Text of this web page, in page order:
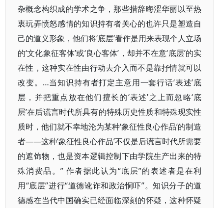
杂概念构织成的学术之争，那些措辞晦涩华丽以至热
衷玩弄愤怒感情的知识持有者关心的也许只是塑造自
己的道义形象，他们将‘底层’看作是用来表现个人立场
的‘文化象征客体’或‘良心客体’，却并不在意‘底层’的实
在性，这种实在性由行动去介入而不是靠抒情就可以
改变。…当知识持有者打定主意用一套行话‘表述’底
层，并把重点放在他们擅长的‘表述’之上而忽略‘底
层’在后谎言时代所具有的特殊历史性质和特殊现实性
质时，他们就不幸地沦为某种‘象征性良心作品’的制造
者——这种‘象征性良心作品’不仅是后谎言时代所需要
的遮饰物，也是资本逻辑控制下由学院生产出来的特
殊消费品。” 作者据此认为“底层”的表述者是在利
用“底层”进行“道德讹诈和政治恫吓”。知识分子的道
德感在当代中国确实已经面临深刻的怀疑，这种怀疑